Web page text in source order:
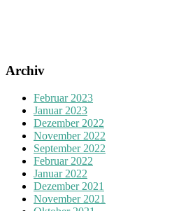
Archiv
Februar 2023
Januar 2023
Dezember 2022
November 2022
September 2022
Februar 2022
Januar 2022
Dezember 2021
November 2021